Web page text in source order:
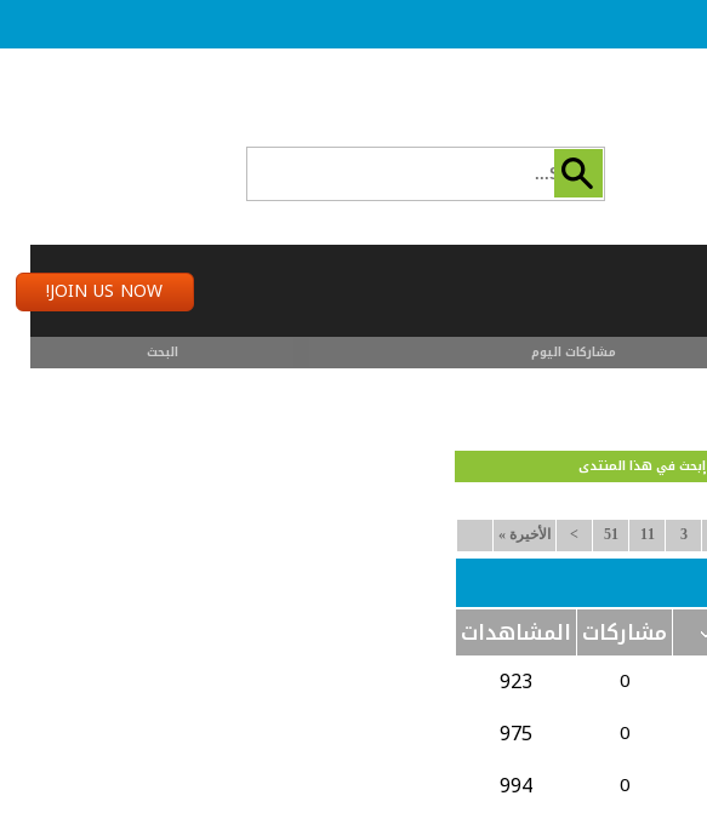
JOIN US NOW!
مشاركات اليوم البحث
إبحث في هذا المنتدى
3
11
51
> الأخيرة »
مشاركات المشاهدات
0
923
0
975
0
994